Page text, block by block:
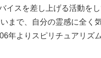
イスを差し上げる活動をし
まで、自分の霊感に全く
年よりスピリチュアリズ